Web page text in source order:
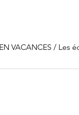
VACANCES /